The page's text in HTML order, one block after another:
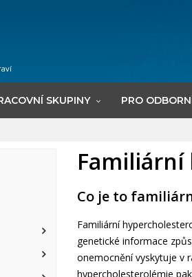
SKUPINY PRO
Co je to
Familiární
genetické informace
onemocnění vyskytuje v
hypercholesterolémie